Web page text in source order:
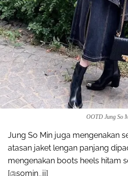
OOTD Jung So
Jung So Min juga mengenakan
atasan jaket lengan panjang
mengenakan boots heels hitam
[@somin_jj]